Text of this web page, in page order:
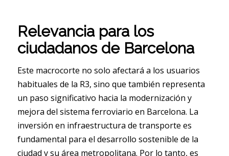
Relevancia para los
ciudadanos de Barcelona
Este macrocorte no solo afectará a los usuarios
habituales de la R3, sino que también representa
un paso significativo hacia la modernización y
mejora del sistema ferroviario en Barcelona. La
inversión en infraestructura de transporte es
fundamental para el desarrollo sostenible de la
ciudad y su área metropolitana. Por lo tanto, es